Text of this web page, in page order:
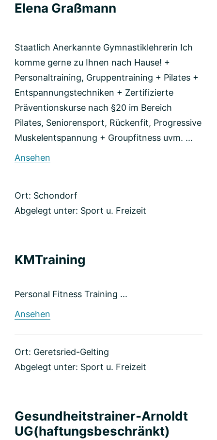
Elena Graßmann
Staatlich Anerkannte Gymnastiklehrerin Ich
komme gerne zu Ihnen nach Hause! +
Personaltraining, Gruppentraining + Pilates +
Entspannungstechniken + Zertifizierte
Präventionskurse nach §20 im Bereich
Pilates, Seniorensport, Rückenfit, Progressive
Muskelentspannung + Groupfitness uvm. ...
Ansehen
Ort: Schondorf
Abgelegt unter: Sport u. Freizeit
KMTraining
Personal Fitness Training ...
Ansehen
Ort: Geretsried-Gelting
Abgelegt unter: Sport u. Freizeit
Gesundheitstrainer-Arnoldt
UG(haftungsbeschränkt)